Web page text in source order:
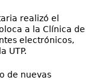
realizó el
a la Clínica de
electrónicos,
UTP.
de nuevas